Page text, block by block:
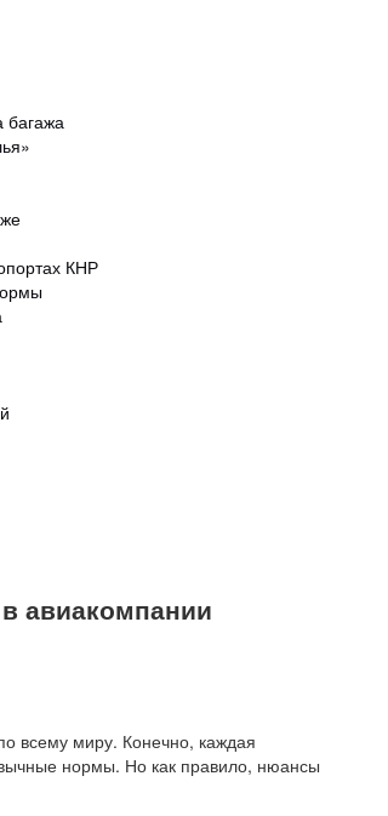
багажа
КНР
авиакомпании
всему миру. Конечно, каждая
нормы. Но как правило, нюансы